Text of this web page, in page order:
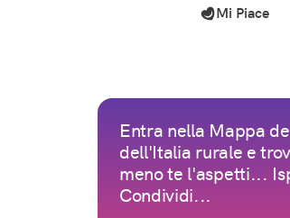
Mi Piace
Entra nella Mappa
dell'Italia rurale e
meno te l'aspetti...
Condividi...